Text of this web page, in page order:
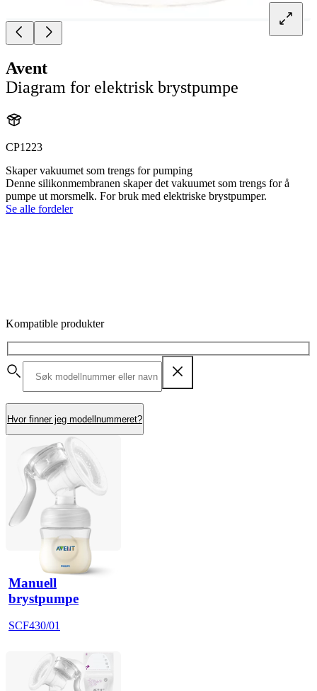
Avent
Diagram for elektrisk brystpumpe
CP1223
Skaper vakuumet som trengs for pumping
Denne silikonmembranen skaper det vakuumet som trengs for å
pumpe ut morsmelk. For bruk med elektriske brystpumper.
Se alle fordeler
Kompatible produkter
Hvor finner jeg modellnummeret?
Manuell
brystpumpe
SCF430/01